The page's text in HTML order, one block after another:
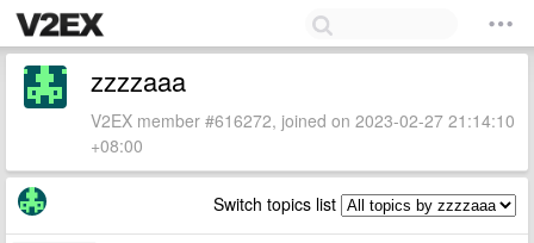
zzzzaaa
V2EX member #616272, joined on 2023-02-27 21:14:10
+08:00
Switch topics list